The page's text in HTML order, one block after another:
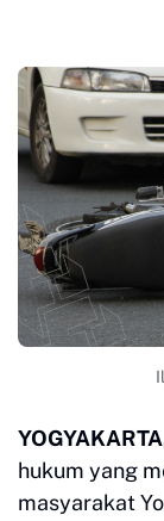
hukum yang
masyarakat